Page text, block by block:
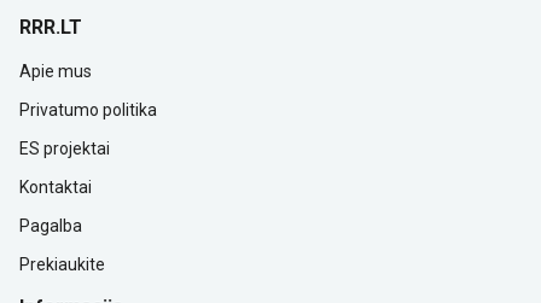
RRR.LT
Apie mus
Privatumo politika
ES projektai
Kontaktai
Pagalba
Prekiaukite